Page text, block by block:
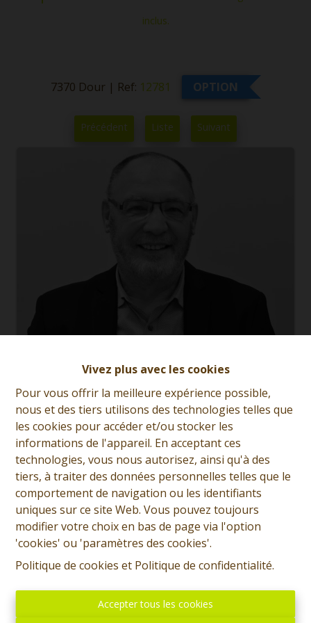
Vivez plus avec les cookies
Pour vous offrir la meilleure expérience possible,
nous et des tiers utilisons des technologies telles que
les cookies pour accéder et/ou stocker les
informations de l'appareil. En acceptant ces
technologies, vous nous autorisez, ainsi qu'à des
tiers, à traiter des données personnelles telles que le
comportement de navigation ou les identifiants
uniques sur ce site Web. Vous pouvez toujours
modifier votre choix en bas de page via l'option
'cookies' ou 'paramètres des cookies'.
Politique de cookies et Politique de confidentialité.
Accepter tous les cookies
inclus.
7370 Dour | Ref: 12781 OPTION
Précédent Liste Suivant
Jean-Marie Haubourdin
Demande d'informations
+32 (0)65 31 96 96
3 1 166 m² 1124 m²
1
SOUS OPTION - PLUS DE VSITE - Prix: Offre à partir de
199.000 euros, frais d'agence non inclus et à charge de